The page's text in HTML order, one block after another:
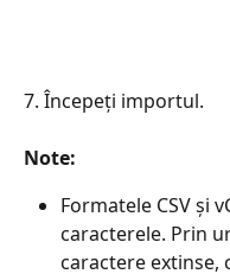
7. Începeți importul.
Note:
Formatele CSV și
caracterele. Prin
caractere extinse,